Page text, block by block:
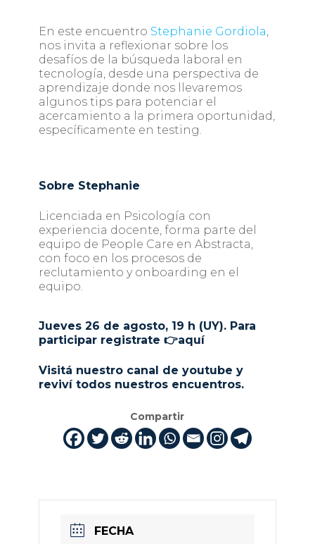
En este encuentro Stephanie Gordiola,
nos invita a reflexionar sobre los
desafíos de la búsqueda laboral en
tecnología, desde una perspectiva de
aprendizaje donde nos llevaremos
algunos tips para potenciar el
acercamiento a la primera oportunidad,
específicamente en testing.
Sobre Stephanie
Licenciada en Psicología con
experiencia docente, forma parte del
equipo de People Care en Abstracta,
con foco en los procesos de
reclutamiento y onboarding en el
equipo.
Jueves 26 de agosto, 19 h (UY). Para
participar registrate 👉aquí
Visitá nuestro canal de youtube y
reviví todos nuestros encuentros.
Compartir
FECHA